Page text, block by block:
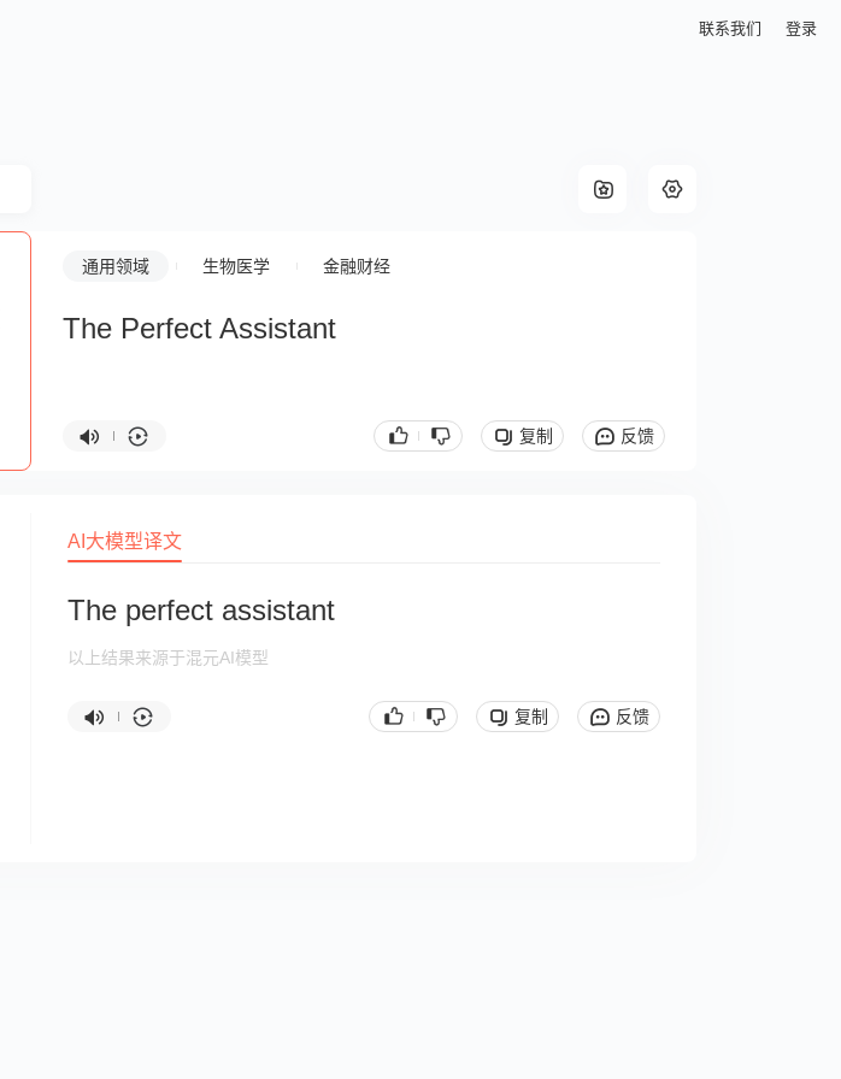
联系我们 登录
通用领域 生物医学 金融财经
The Perfect Assistant
复制 反馈
AI大模型译文
The perfect assistant
以上结果来源于混元AI模型
复制 反馈